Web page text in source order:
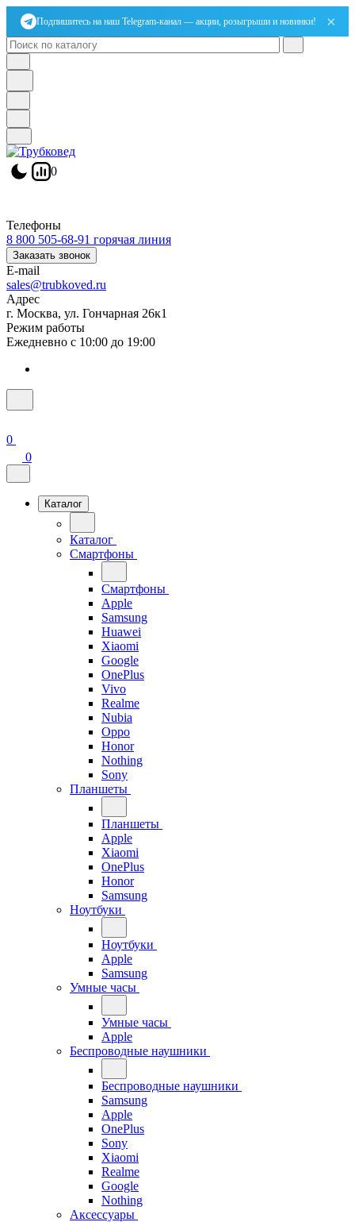
Подпишитесь на наш Telegram-канал — акции, розыгрыши и новинки! ×
0
Телефоны
8 800 505-68-91 горячая линия
Заказать звонок
E-mail
sales@trubkoved.ru
Адрес
г. Москва, ул. Гончарная 26к1
Режим работы
Ежедневно с 10:00 до 19:00
0
0
Каталог
Каталог
Смартфоны
Смартфоны
Apple
Samsung
Huawei
Xiaomi
Google
OnePlus
Vivo
Realme
Nubia
Oppo
Honor
Nothing
Sony
Планшеты
Планшеты
Apple
Xiaomi
OnePlus
Honor
Samsung
Ноутбуки
Ноутбуки
Apple
Samsung
Умные часы
Умные часы
Apple
Беспроводные наушники
Беспроводные наушники
Samsung
Apple
OnePlus
Sony
Xiaomi
Realme
Google
Nothing
Аксессуары